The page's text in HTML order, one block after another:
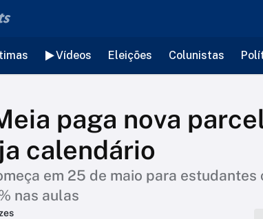
Vídeos Eleições Colunistas
paga nova
calendário
em 25 de maio para estudantes
nas aulas